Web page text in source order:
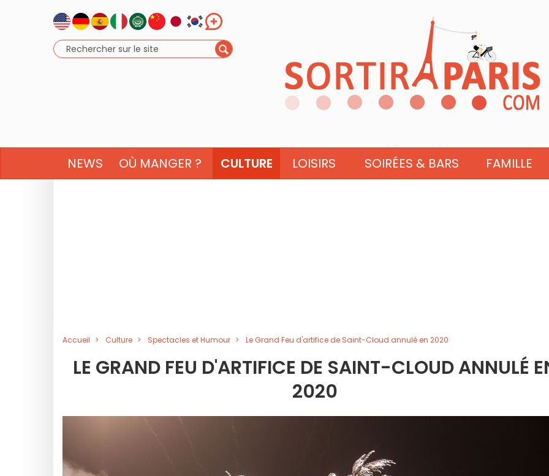
NEWS OÙ MANGER ? CULTURE LOISIRS SOIRÉES & BARS FAMILLE
Accueil Culture Spectacles et Humour Le Grand Feu d'artifice de Saint-Cloud annulé en 2020
LE GRAND FEU D'ARTIFICE DE SAINT-CLOUD ANNULÉ
2020